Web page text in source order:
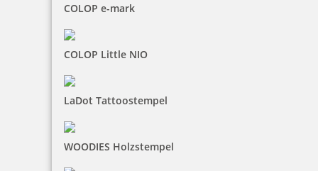
COLOP e-mark
COLOP Little NIO
LaDot Tattoostempel
WOODIES Holzstempel